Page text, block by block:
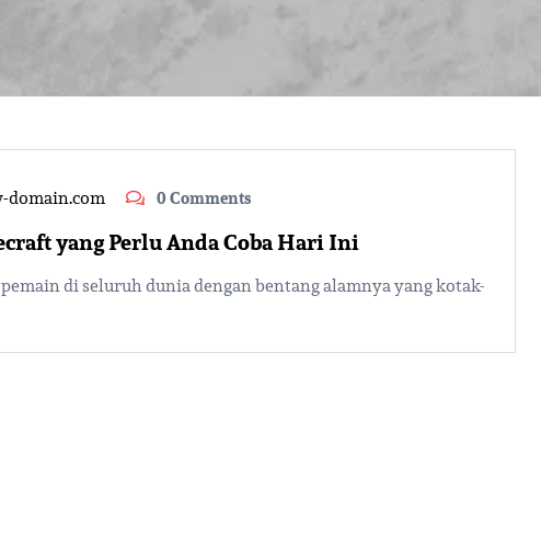
domain.com 0 Comments
yang Perlu Anda Coba Hari Ini
di seluruh dunia dengan bentang alamnya yang kotak-